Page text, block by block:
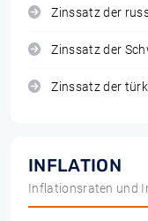
Zinssatz der
Zinssatz der
Zinssatz der
INFLATION
Inflationsraten und